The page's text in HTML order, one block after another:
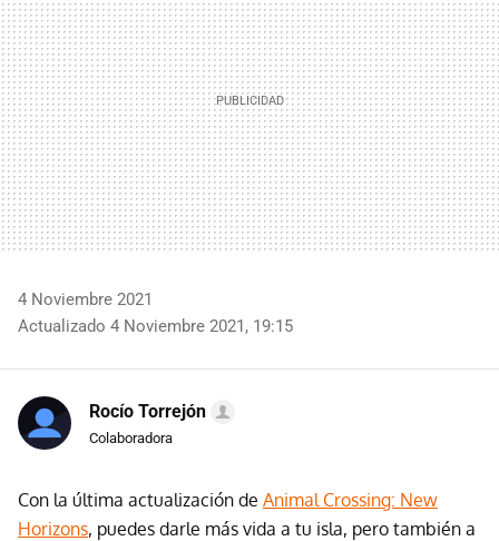
4 Noviembre 2021
Actualizado 4 Noviembre 2021, 19:15
Rocío Torrejón
Colaboradora
Con la última actualización de Animal Crossing: New
Horizons, puedes darle más vida a tu isla, pero también a